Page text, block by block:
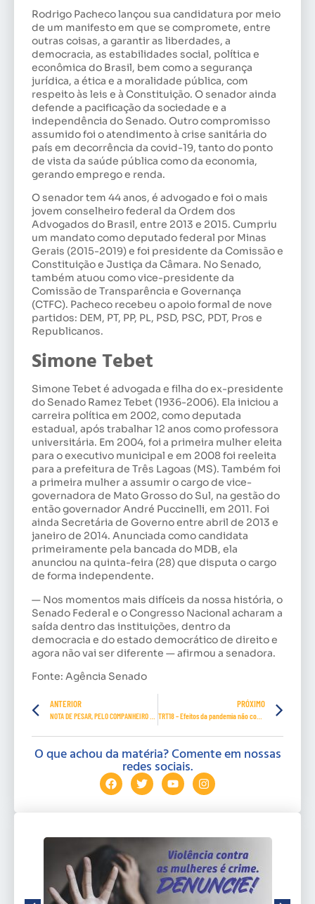
Rodrigo Pacheco lançou sua candidatura por meio
de um manifesto em que se compromete, entre
outras coisas, a garantir as liberdades, a
democracia, as estabilidades social, política e
econômica do Brasil, bem como a segurança
jurídica, a ética e a moralidade pública, com
respeito às leis e à Constituição. O senador ainda
defende a pacificação da sociedade e a
independência do Senado. Outro compromisso
assumido foi o atendimento à crise sanitária do
país em decorrência da covid-19, tanto do ponto
de vista da saúde pública como da economia,
gerando emprego e renda.
O senador tem 44 anos, é advogado e foi o mais
jovem conselheiro federal da Ordem dos
Advogados do Brasil, entre 2013 e 2015. Cumpriu
um mandato como deputado federal por Minas
Gerais (2015-2019) e foi presidente da Comissão e
Constituição e Justiça da Câmara. No Senado,
também atuou como vice-presidente da
Comissão de Transparência e Governança
(CTFC). Pacheco recebeu o apoio formal de nove
partidos: DEM, PT, PP, PL, PSD, PSC, PDT, Pros e
Republicanos.
Simone Tebet
Simone Tebet é advogada e filha do ex-presidente
do Senado Ramez Tebet (1936-2006). Ela iniciou a
carreira política em 2002, como deputada
estadual, após trabalhar 12 anos como professora
universitária. Em 2004, foi a primeira mulher eleita
para o executivo municipal e em 2008 foi reeleita
para a prefeitura de Três Lagoas (MS). Também foi
a primeira mulher a assumir o cargo de vice-
governadora de Mato Grosso do Sul, na gestão do
então governador André Puccinelli, em 2011. Foi
ainda Secretária de Governo entre abril de 2013 e
janeiro de 2014. Anunciada como candidata
primeiramente pela bancada do MDB, ela
anunciou na quinta-feira (28) que disputa o cargo
de forma independente.
— Nos momentos mais difíceis da nossa história, o
Senado Federal e o Congresso Nacional acharam a
saída dentro das instituições, dentro da
democracia e do estado democrático de direito e
agora não vai ser diferente — afirmou a senadora.
Fonte: Agência Senado
ANTERIOR PRÓXIMO
TRT18 – Efeitos da pandemia não configuram força maior para deixar de pagar parcelas rescisórias
O que achou da matéria? Comente em nossas
redes sociais.